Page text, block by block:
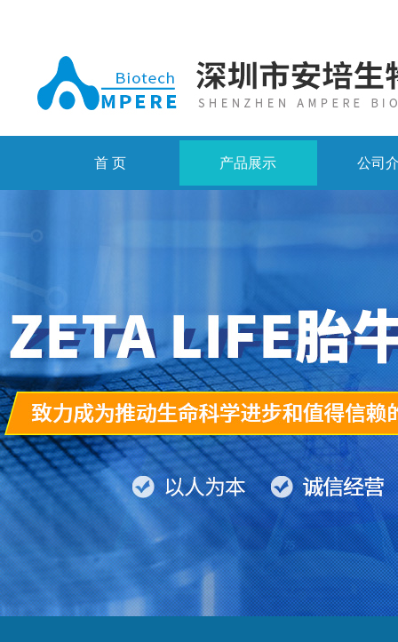
首 页 产品展示 公司